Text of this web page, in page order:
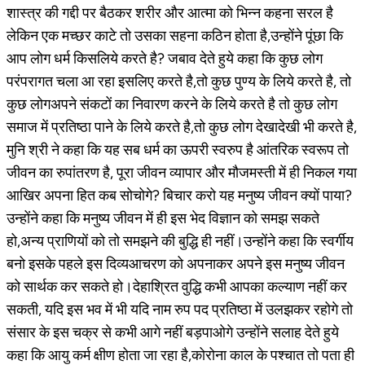
शास्त्र की गद्दी पर बैठकर शरीर और आत्मा को भिन्न कहना सरल है
लेकिन एक मच्छर काटे तो उसका सहना कठिन होता है,उन्होंने पूंछा कि
आप लोग धर्म किसलिये करते है? जबाव देते हुये कहा कि कुछ लोग
परंपरागत चला आ रहा इसलिए करते है,तो कुछ पुण्य के लिये करते है, तो
कुछ लोगअपने संकटों का निवारण करने के लिये करते है तो कुछ लोग
समाज में प्रतिष्ठा पाने के लिये करते है,तो कुछ लोग देखादेखी भी करते है,
मुनि श्री ने कहा कि यह सब धर्म का ऊपरी स्वरुप है आंतरिक स्वरूप तो
जीवन का रुपांतरण है, पूरा जीवन व्यापार और मौजमस्ती में ही निकल गया
आखिर अपना हित कब सोचोगे? बिचार करो यह मनुष्य जीवन क्यों पाया?
उन्होंने कहा कि मनुष्य जीवन में ही इस भेद विज्ञान को समझ सकते
हो,अन्य प्राणियों को तो समझने की बुद्धि ही नहीं।उन्होंने कहा कि स्वर्गीय
बनो इसके पहले इस दिव्यआचरण को अपनाकर अपने इस मनुष्य जीवन
को सार्थक कर सकते हो।देहाश्रित वुद्धि कभी आपका कल्याण नहीं कर
सकती, यदि इस भव में भी यदि नाम रुप पद प्रतिष्ठा में उलझकर रहोगे तो
संसार के इस चक्र से कभी आगे नहीं बड़पाओगे उन्होंने सलाह देते हुये
कहा कि आयु कर्म क्षीण होता जा रहा है,कोरोना काल के पश्चात तो पता ही